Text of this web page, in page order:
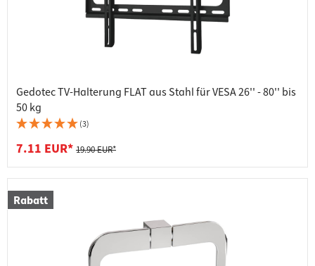
Gedotec TV-Halterung FLAT aus Stahl für VESA 26'' - 80'' bis
50 kg
(3)
7.11 EUR* 19.90 EUR*
Rabatt